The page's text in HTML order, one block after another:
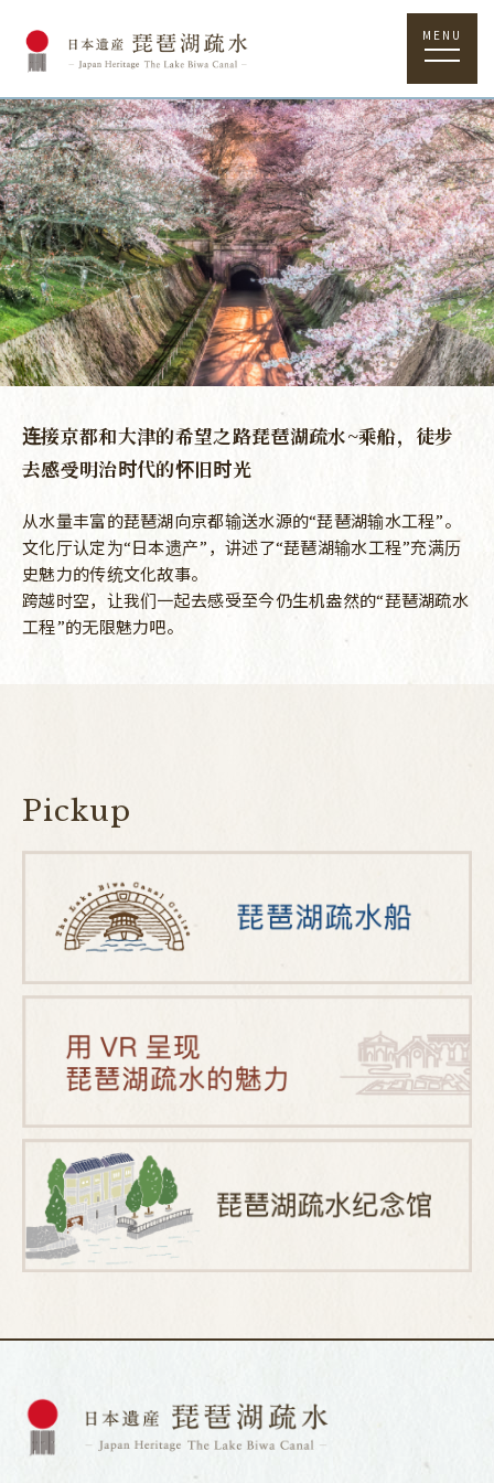
MENU
连接京都和大津的希望之路琵琶湖疏水~乘船，徒步
去感受明治时代的怀旧时光
从水量丰富的琵琶湖向京都输送水源的“琵琶湖输水工程”。
文化厅认定为“日本遗产”，讲述了“琵琶湖输水工程”充满历
史魅力的传统文化故事。
跨越时空，让我们一起去感受至今仍生机盎然的“琵琶湖疏水
工程”的无限魅力吧。
Pickup